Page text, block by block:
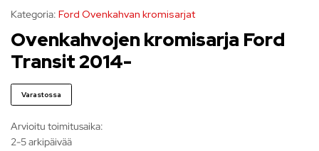
Kategoria: Ford Ovenkahvan kromisarjat
Ovenkahvojen kromisarja Ford
Transit 2014-
Varastossa
Arvioitu toimitusaika:
2-5 arkipäivää